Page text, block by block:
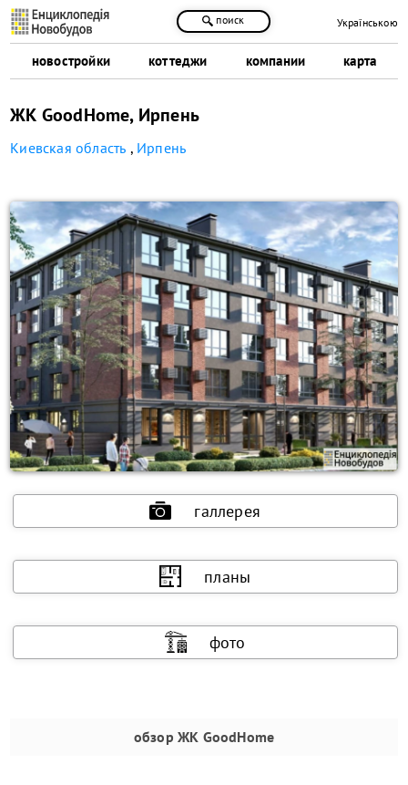
новостройки коттеджи компании карта
поиск Українською
ЖК GoodHome, Ирпень
Киевская область , Ирпень
галлерея
планы
фото
обзор ЖК GoodHome